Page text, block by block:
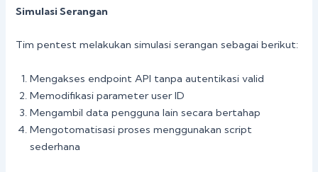
Simulasi Serangan
Tim pentest melakukan simulasi serangan sebagai berikut:
Mengakses endpoint API tanpa autentikasi valid
Memodifikasi parameter user ID
Mengambil data pengguna lain secara bertahap
Mengotomatisasi proses menggunakan script
sederhana